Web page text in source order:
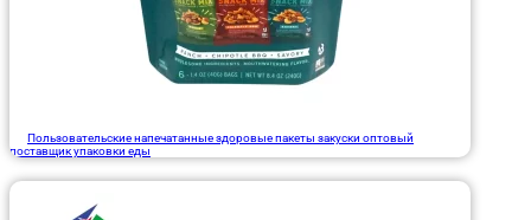
Пользовательские напечатанные здоровые пакеты закуски оптовый
поставщик упаковки еды